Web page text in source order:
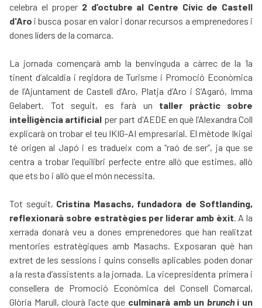
celebra el proper 2 d’octubre al Centre Cívic de Castell
d'Aro i busca posar en valor i donar recursos a emprenedores i
dones líders de la comarca.
La jornada començarà amb la benvinguda a càrrec de la 1a
tinent d’alcaldia i regidora de Turisme i Promoció Econòmica
de l’Ajuntament de Castell d’Aro, Platja d’Aro i S’Agaró, Imma
Gelabert. Tot seguit, es farà un taller pràctic sobre
intel·ligència artificial per part d'AEDE en què l’Alexandra Coll
explicarà on trobar el teu IKIG-AI empresarial. El mètode Ikigai
té origen al Japó i es tradueix com a “raó de ser”, ja que se
centra a trobar l'equilibri perfecte entre allò que estimes, allò
que ets bo i allò que el món necessita.
Tot seguit, Cristina Masachs, fundadora de Softlanding,
reflexionarà sobre estratègies per liderar amb èxit . A la
xerrada donarà veu a dones emprenedores que han realitzat
mentories estratègiques amb Masachs. Exposaran què han
extret de les sessions i quins consells aplicables poden donar
a la resta d’assistents a la jornada. La vicepresidenta primera i
consellera de Promoció Econòmica del Consell Comarcal,
Glòria Marull, clourà l’acte que culminarà amb un brunchi un